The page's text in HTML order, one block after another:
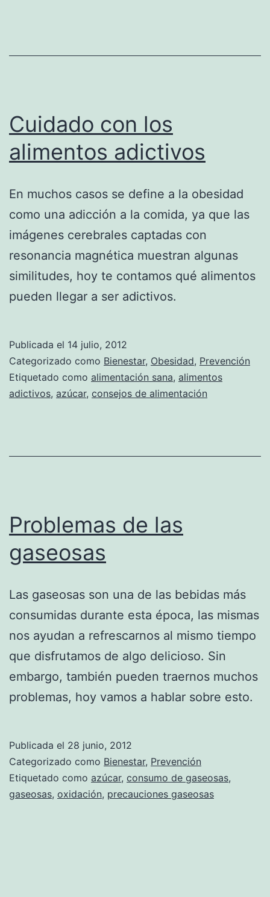
Cuidado con los
alimentos adictivos
En muchos casos se define a la obesidad
como una adicción a la comida, ya que las
imágenes cerebrales captadas con
resonancia magnética muestran algunas
similitudes, hoy te contamos qué alimentos
pueden llegar a ser adictivos.
Publicada el 14 julio, 2012
Categorizado como Bienestar, Obesidad, Prevención
Etiquetado como alimentación sana, alimentos
adictivos, azúcar, consejos de alimentación
Problemas de las
gaseosas
Las gaseosas son una de las bebidas más
consumidas durante esta época, las mismas
nos ayudan a refrescarnos al mismo tiempo
que disfrutamos de algo delicioso. Sin
embargo, también pueden traernos muchos
problemas, hoy vamos a hablar sobre esto.
Publicada el 28 junio, 2012
Categorizado como Bienestar, Prevención
Etiquetado como azúcar, consumo de gaseosas,
gaseosas, oxidación, precauciones gaseosas